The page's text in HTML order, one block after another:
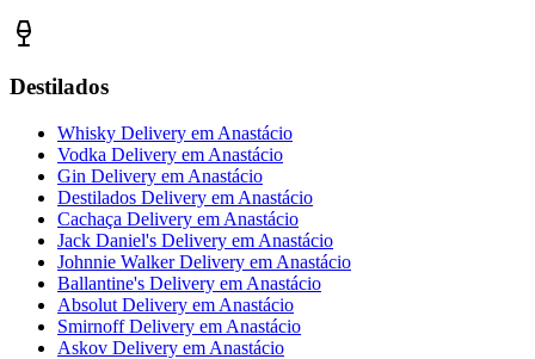
Destilados
Whisky Delivery em Anastácio
Vodka Delivery em Anastácio
Gin Delivery em Anastácio
Destilados Delivery em Anastácio
Cachaça Delivery em Anastácio
Jack Daniel's Delivery em Anastácio
Johnnie Walker Delivery em Anastácio
Ballantine's Delivery em Anastácio
Absolut Delivery em Anastácio
Smirnoff Delivery em Anastácio
Askov Delivery em Anastácio